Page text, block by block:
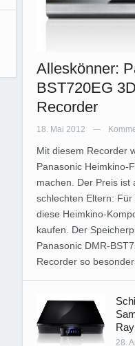
Alleskönner:
BST720EG
Recorder
18. Mai 2012 —
Mit diesem Recorder
Panasonic Heimkino-
machen. Der Preis ist
schlechten Eltern:
diese Heimkino-
kaufen. Der
Panasonic DMR-
Recorder so
28.